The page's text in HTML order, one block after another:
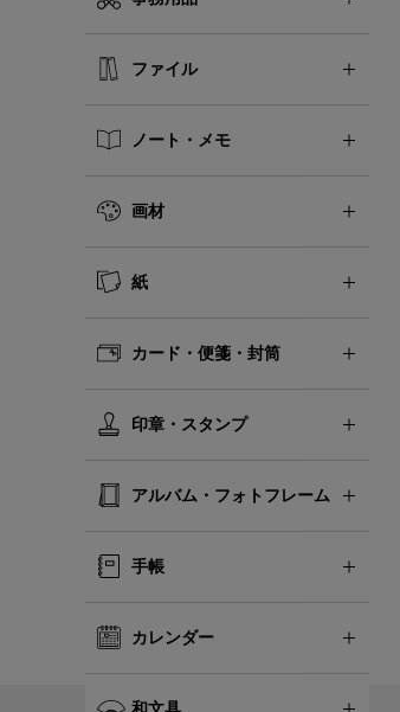
ファイル
ノート・メモ
画材
紙
カード・便箋・封筒
印章・スタンプ
アルバム・フォトフレーム
手帳
カレンダー